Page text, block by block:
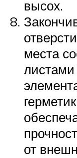
высох.
места
от